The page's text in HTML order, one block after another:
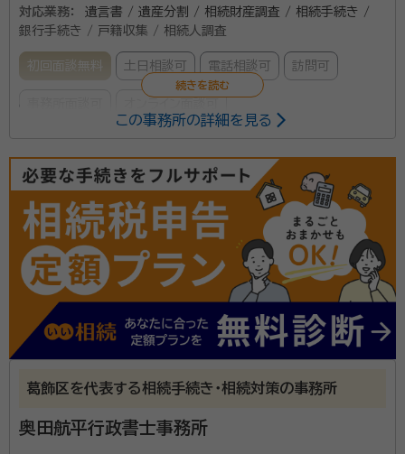
対応業務：
遺言書 / 遺産分割 / 相続財産調査 / 相続手続き /
銀行手続き / 戸籍収集 / 相続人調査
初回面談無料 土日相談可 電話相談可 訪問可
ご依頼者様と十分話し合いをさせていただきながら、
様々な相続手続きに関する書類の収集、作成、その他ア
ドバイスをさせていただきます。
資格等： 行政書士、宅地建物取引士、再開発プランナー
所属団体：東京都行政書士会
この事務所の詳細を見る
葛飾区を代表する相続手続き・相続対策の事務所
奥田航平行政書士事務所